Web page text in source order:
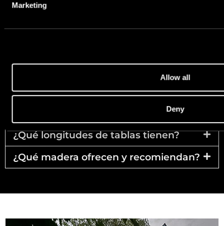
Marketing
Allow all
Deny
Preguntas frecuentes
madera quemada?
¿Cuáles son los plazos de producción?
¿Qué longitudes de tablas tienen?
¿Qué madera ofrecen y recomiendan?